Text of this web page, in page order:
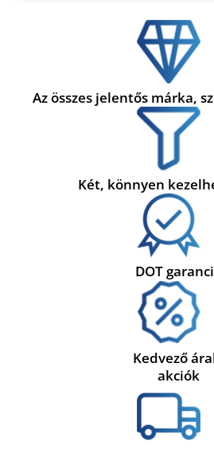
Az összes jelentős márka,
Két, könnyen
DOT
Kedvező
akciók